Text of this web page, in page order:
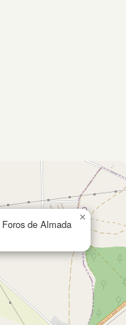
de Almada
×